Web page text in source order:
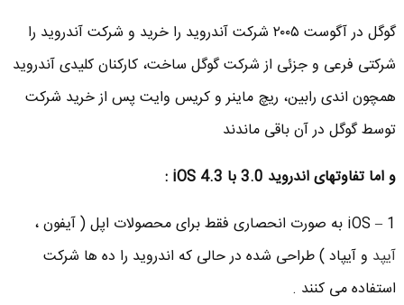
گوگل در آگوست ۲۰۰۵ شرکت آندروید را خرید و شرکت آندروید را
شرکتی فرعی و جزئی از شرکت گوگل ساخت، کارکنان کلیدی آندروید
همچون اندی رابین، ریچ ماینر و کریس وایت پس از خرید شرکت
توسط گوگل در آن باقی ماندند
و اما تفاوتهای اندروید 3.0 با iOS 4.3 :
1 – iOS به صورت انحصاری فقط برای محصولات اپل ( آیفون ،
آیپد و آیپاد ) طراحی شده در حالی که اندروید را ده ها شرکت
استفاده می کنند .